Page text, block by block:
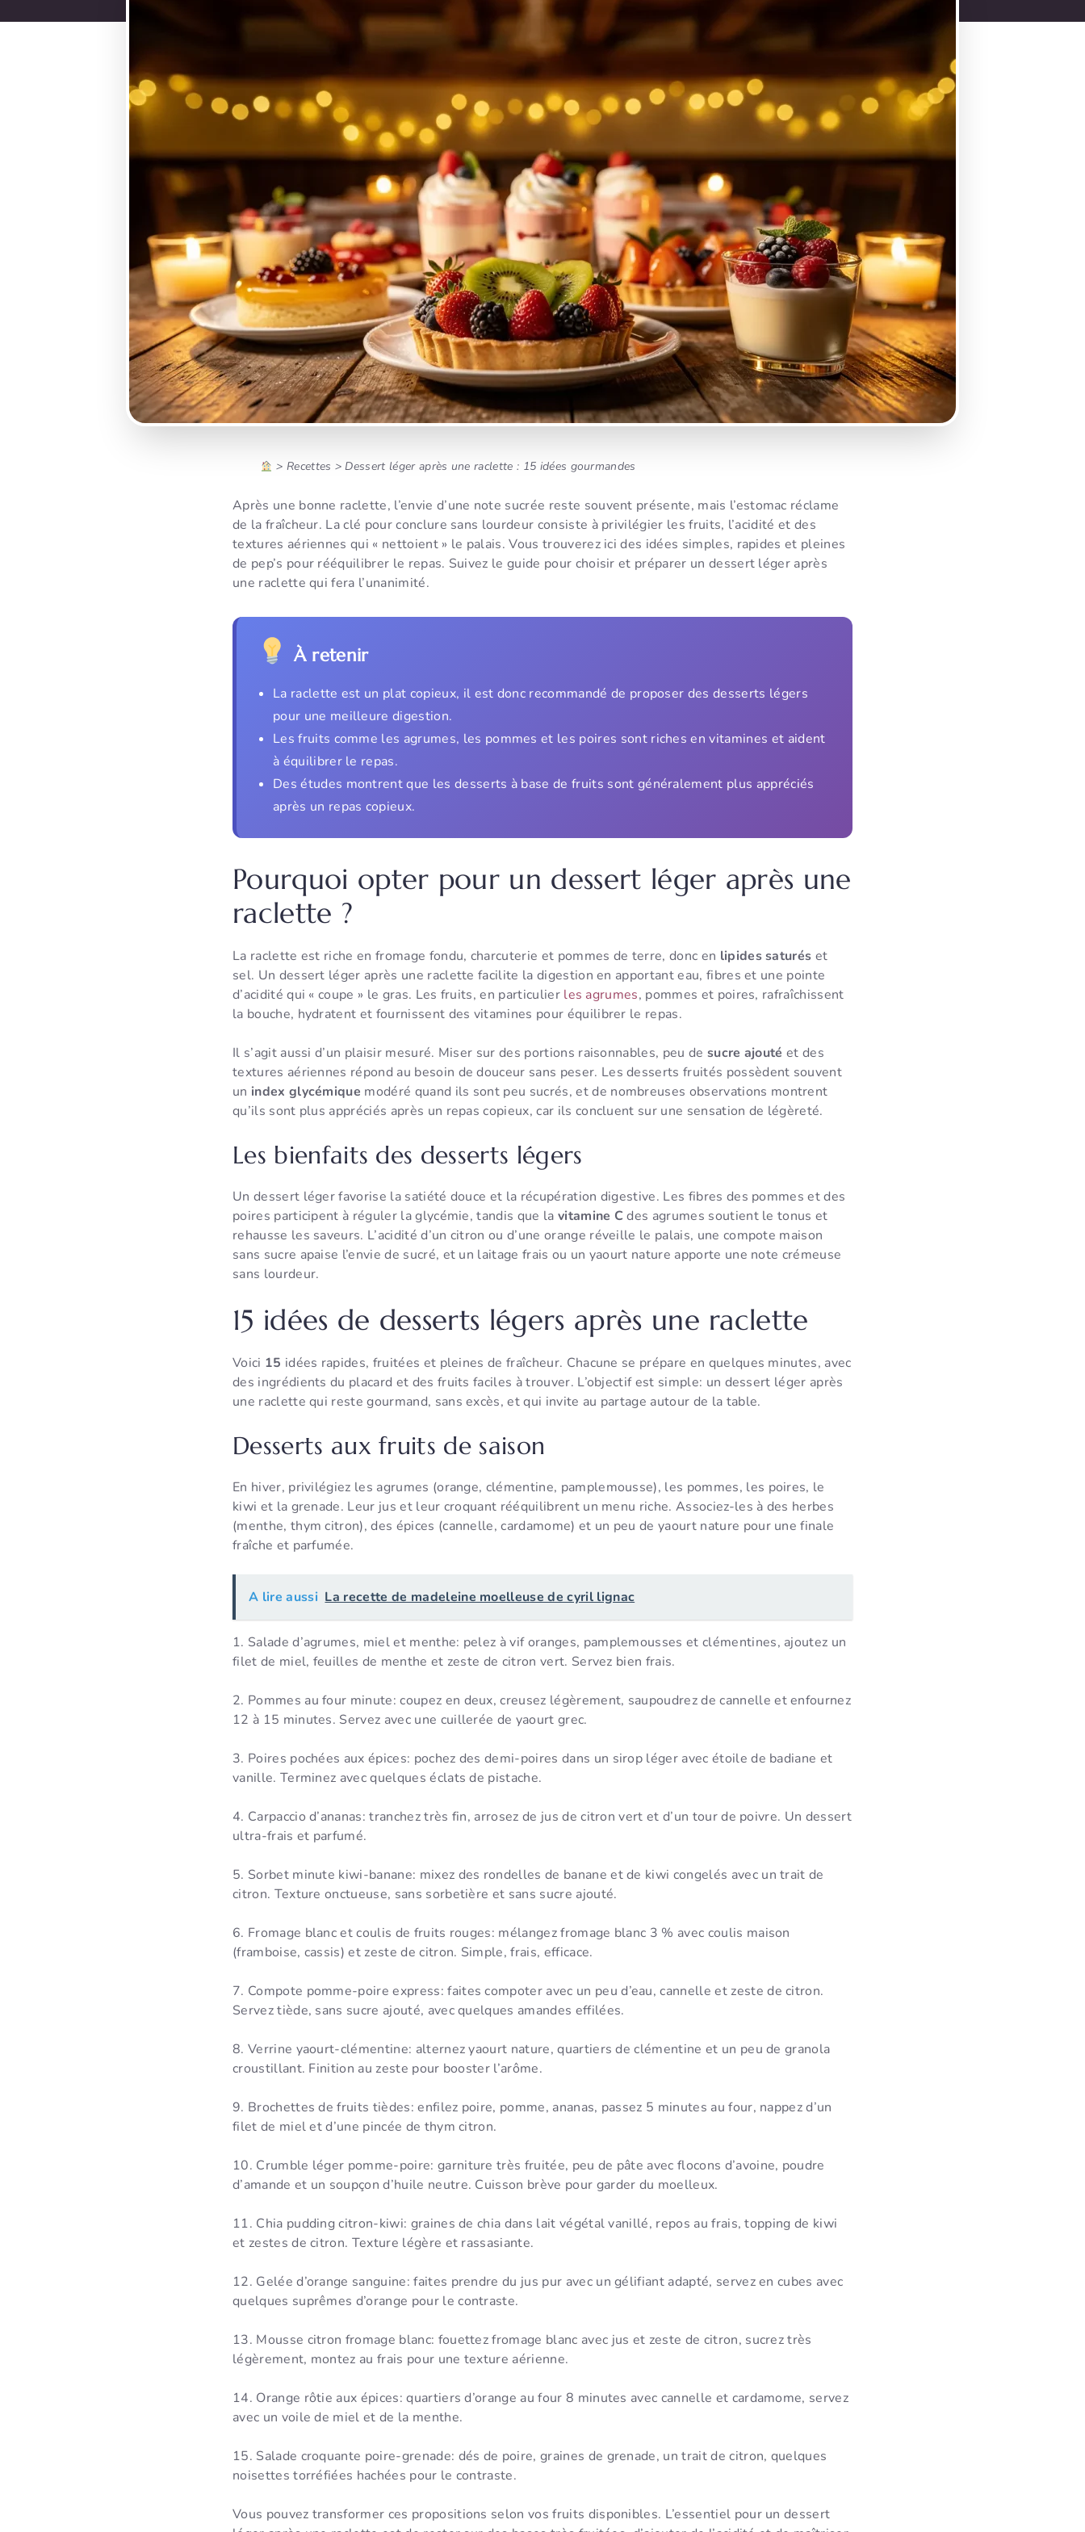
> Recettes > Dessert léger après une raclette : 15 idées gourmandes
Après une bonne raclette, l’envie d’une note sucrée reste souvent présente, mais l’estomac réclame
de la fraîcheur. La clé pour conclure sans lourdeur consiste à privilégier les fruits, l’acidité et des
textures aériennes qui « nettoient » le palais. Vous trouverez ici des idées simples, rapides et pleines
de pep’s pour rééquilibrer le repas. Suivez le guide pour choisir et préparer un dessert léger après
une raclette qui fera l’unanimité.
À retenir
La raclette est un plat copieux, il est donc recommandé de proposer des desserts légers
pour une meilleure digestion.
Les fruits comme les agrumes, les pommes et les poires sont riches en vitamines et aident
à équilibrer le repas.
Des études montrent que les desserts à base de fruits sont généralement plus appréciés
après un repas copieux.
Pourquoi opter pour un dessert léger après une
raclette ?
La raclette est riche en fromage fondu, charcuterie et pommes de terre, donc en lipides saturés et
sel. Un dessert léger après une raclette facilite la digestion en apportant eau, fibres et une pointe
d’acidité qui « coupe » le gras. Les fruits, en particulier les agrumes, pommes et poires, rafraîchissent
la bouche, hydratent et fournissent des vitamines pour équilibrer le repas.
Il s’agit aussi d’un plaisir mesuré. Miser sur des portions raisonnables, peu de sucre ajouté et des
textures aériennes répond au besoin de douceur sans peser. Les desserts fruités possèdent souvent
un index glycémique modéré quand ils sont peu sucrés, et de nombreuses observations montrent
qu’ils sont plus appréciés après un repas copieux, car ils concluent sur une sensation de légèreté.
Les bienfaits des desserts légers
Un dessert léger favorise la satiété douce et la récupération digestive. Les fibres des pommes et des
poires participent à réguler la glycémie, tandis que la vitamine Cdes agrumes soutient le tonus et
rehausse les saveurs. L’acidité d’un citron ou d’une orange réveille le palais, une compote maison
sans sucre apaise l’envie de sucré, et un laitage frais ou un yaourt nature apporte une note crémeuse
sans lourdeur.
15 idées de desserts légers après une raclette
Voici 15 idées rapides, fruitées et pleines de fraîcheur. Chacune se prépare en quelques minutes, avec
des ingrédients du placard et des fruits faciles à trouver. L’objectif est simple: un dessert léger après
une raclette qui reste gourmand, sans excès, et qui invite au partage autour de la table.
Desserts aux fruits de saison
En hiver, privilégiez les agrumes (orange, clémentine, pamplemousse), les pommes, les poires, le
kiwi et la grenade. Leur jus et leur croquant rééquilibrent un menu riche. Associez-les à des herbes
(menthe, thym citron), des épices (cannelle, cardamome) et un peu de yaourt nature pour une finale
fraîche et parfumée.
A lire aussi La recette de madeleine moelleuse de cyril lignac
1. Salade d’agrumes, miel et menthe: pelez à vif oranges, pamplemousses et clémentines, ajoutez un
filet de miel, feuilles de menthe et zeste de citron vert. Servez bien frais.
2. Pommes au four minute: coupez en deux, creusez légèrement, saupoudrez de cannelle et enfournez
12 à 15 minutes. Servez avec une cuillerée de yaourt grec.
3. Poires pochées aux épices: pochez des demi-poires dans un sirop léger avec étoile de badiane et
vanille. Terminez avec quelques éclats de pistache.
4. Carpaccio d’ananas: tranchez très fin, arrosez de jus de citron vert et d’un tour de poivre. Un dessert
ultra-frais et parfumé.
5. Sorbet minute kiwi-banane: mixez des rondelles de banane et de kiwi congelés avec un trait de
citron. Texture onctueuse, sans sorbetière et sans sucre ajouté.
6. Fromage blanc et coulis de fruits rouges: mélangez fromage blanc 3 % avec coulis maison
(framboise, cassis) et zeste de citron. Simple, frais, efficace.
7. Compote pomme-poire express: faites compoter avec un peu d’eau, cannelle et zeste de citron.
Servez tiède, sans sucre ajouté, avec quelques amandes effilées.
8. Verrine yaourt-clémentine: alternez yaourt nature, quartiers de clémentine et un peu de granola
croustillant. Finition au zeste pour booster l’arôme.
9. Brochettes de fruits tièdes: enfilez poire, pomme, ananas, passez 5 minutes au four, nappez d’un
filet de miel et d’une pincée de thym citron.
10. Crumble léger pomme-poire: garniture très fruitée, peu de pâte avec flocons d’avoine, poudre
d’amande et un soupçon d’huile neutre. Cuisson brève pour garder du moelleux.
11. Chia pudding citron-kiwi: graines de chia dans lait végétal vanillé, repos au frais, topping de kiwi
et zestes de citron. Texture légère et rassasiante.
12. Gelée d’orange sanguine: faites prendre du jus pur avec un gélifiant adapté, servez en cubes avec
quelques suprêmes d’orange pour le contraste.
13. Mousse citron fromage blanc: fouettez fromage blanc avec jus et zeste de citron, sucrez très
légèrement, montez au frais pour une texture aérienne.
14. Orange rôtie aux épices: quartiers d’orange au four 8 minutes avec cannelle et cardamome, servez
avec un voile de miel et de la menthe.
15. Salade croquante poire-grenade: dés de poire, graines de grenade, un trait de citron, quelques
noisettes torréfiées hachées pour le contraste.
Vous pouvez transformer ces propositions selon vos fruits disponibles. L’essentiel pour un dessert